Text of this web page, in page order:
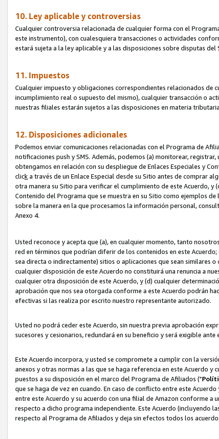
10. Ley aplicable y controversias
Cualquier controversia relacionada de cualquier forma con el
este instrumento), con cualesquiera transacciones o actividades
estará sujeta a la ley aplicable y a las disposiciones sobre disputas
11. Impuestos
Cualquier impuesto y obligaciones correspondientes relacionados de
incumplimiento real o supuesto del mismo), cualquier transacción o
nuestras filiales estarán sujetos a las disposiciones en materia
12. Disposiciones adicionales
Podemos enviar comunicaciones relacionadas con el Programa de
notificaciones push y SMS. Además, podemos (a) monitorear,
obtengamos en relación con su despliegue de Enlaces Especiales y
clicka través de un Enlace Especial desde su Sitio antes de comprar
otra manera su Sitio para verificar el cumplimiento de este Acuerdo,
Contenido del Programa que se muestra en su Sitio como ejemplos
sobre la manera en la que procesamos la información personal,
Anexo 4.
Usted reconoce y acepta que (a), en cualquier momento, tanto
red en términos que podrían diferir de los contenidos en este
sea directa o indirectamente) sitios o aplicaciones que sean similares
cualquier disposición de este Acuerdo no constituirá una renuncia a
cualquier otra disposición de este Acuerdo, y (d) cualquier
aprobación que nos sea otorgada conforme a este Acuerdo podrán
efectivas si las realiza por escrito nuestro representante autorizado.
Usted no podrá ceder este Acuerdo, sin nuestra previa aprobación
sucesores y cesionarios, redundará en su beneficio y será exigible
Este Acuerdo incorpora, y usted se compromete a cumplir con la
anexos y otras normas a las que se haga referencia en este Acuerdo
puestos a su disposición en el marco del Programa de Afiliados ("
que se haga de vez en cuando. En caso de conflicto entre este
entre este Acuerdo y su acuerdo con una filial de Amazon conforme
respecto a dicho programa independiente. Este Acuerdo (incluyendo
respecto al Programa de Afiliados y deja sin efectos todos los